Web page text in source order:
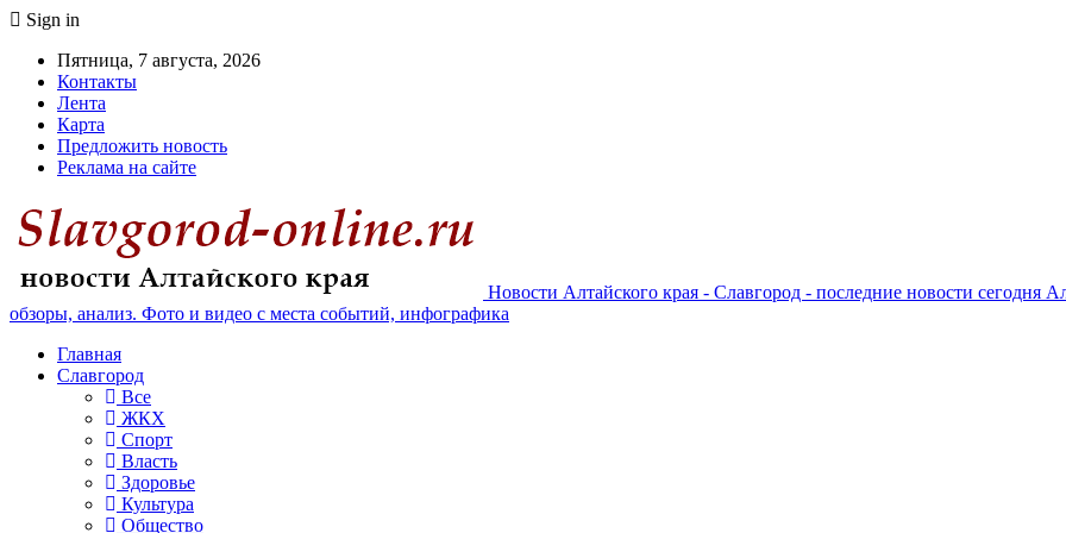
Sign in
Пятница, 7 августа, 2026
Контакты
Лента
Карта
Предложить новость
Реклама на сайте
Новости Алтайского края - Славгород - последние новости сегодня
обзоры, анализ. Фото и видео с места событий, инфографика
Главная
Славгород
Все
ЖКХ
Спорт
Власть
Здоровье
Культура
Общество